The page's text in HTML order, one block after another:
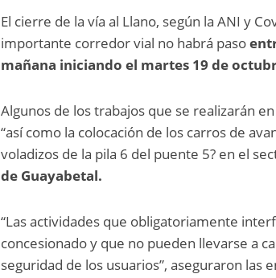
El cierre de la vía al Llano, según la ANI y
importante corredor vial no habrá paso
mañana iniciando el martes 19 de
Algunos de los trabajos que se realizarán
“así como la colocación de los carros de
voladizos de la pila 6 del puente 5? en el
de Guayabetal.
“Las actividades que obligatoriamente
concesionado y que no pueden llevarse a
seguridad de los usuarios”, aseguraron las